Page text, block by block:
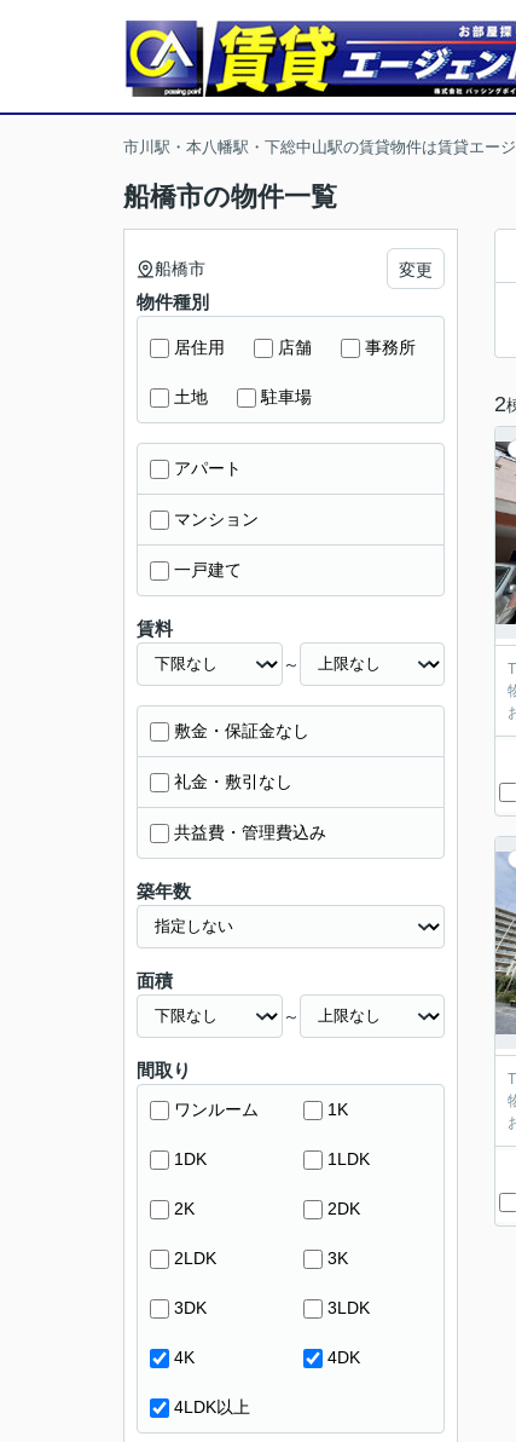
市川駅・本八幡駅・下総中山駅の賃貸物件は賃貸エー
船橋市の物件一覧
2
船橋市 変更
物件種別
居住用 店舗 事務所
土地 駐車場
アパート
マンション
一戸建て
賃料
～
敷金・保証金なし
礼金・敷引なし
共益費・管理費込み
築年数
面積
～
間取り
ワンルーム 1K
1DK 1LDK
2K 2DK
2LDK 3K
3DK 3LDK
4K 4DK
4LDK以上